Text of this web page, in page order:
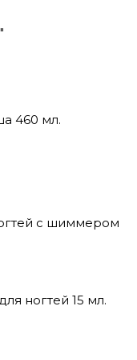
460 мл.
с шиммером
ногтей 15 мл.